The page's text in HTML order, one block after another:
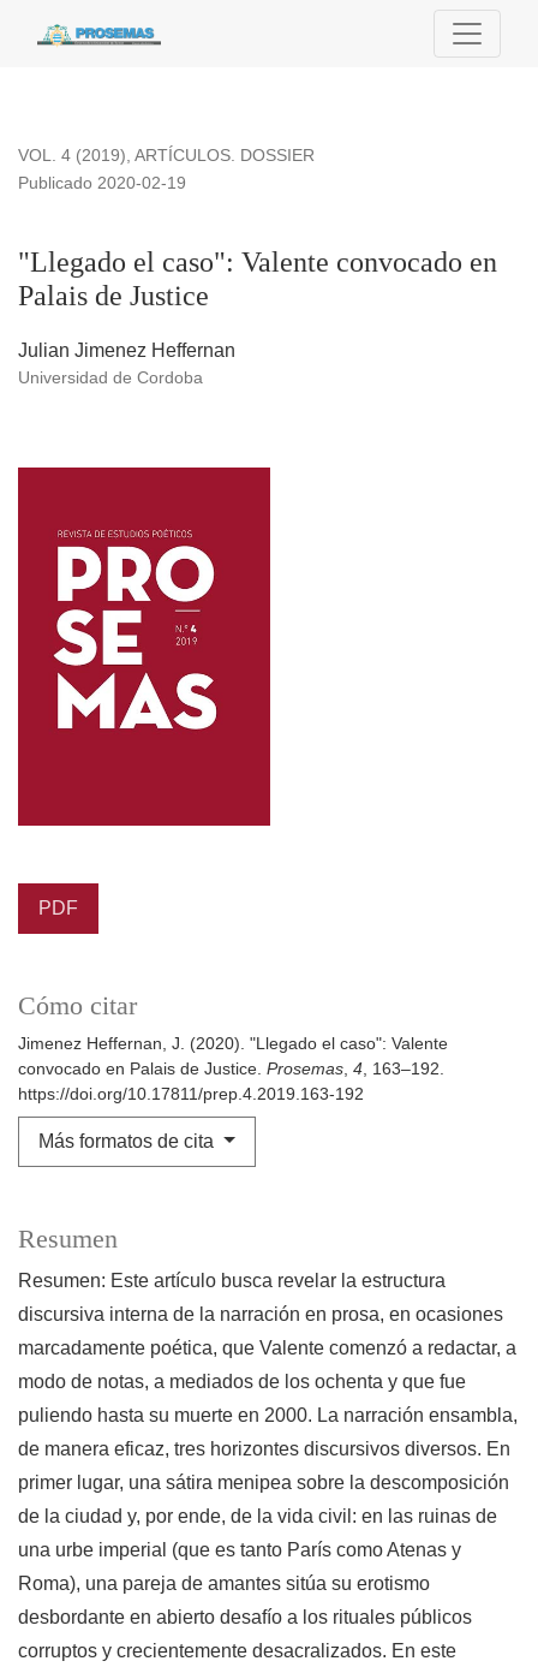
&quot;Llegado el caso&quot;: Valente convocado en Palais
VOL. 4 (2019), ARTÍCULOS. DOSSIER
"Llegado el caso": Valente convocado en
Palais de Justice
Publicado 2020-02-19
Julian Jimenez Heffernan
Universidad de Cordoba
PDF
Cómo citar
Jimenez Heffernan, J. (2020). "Llegado el caso": Valente
convocado en Palais de Justice. Prosemas, 4, 163–192.
https://doi.org/10.17811/prep.4.2019.163-192
Más formatos de cita
Resumen
Resumen: Este artículo busca revelar la estructura
discursiva interna de la narración en prosa, en ocasiones
marcadamente poética, que Valente comenzó a redactar, a
modo de notas, a mediados de los ochenta y que fue
puliendo hasta su muerte en 2000. La narración ensambla,
de manera eficaz, tres horizontes discursivos diversos. En
primer lugar, una sátira menipea sobre la descomposición
de la ciudad y, por ende, de la vida civil: en las ruinas de
una urbe imperial (que es tanto París como Atenas y
Roma), una pareja de amantes sitúa su erotismo
desbordante en abierto desafío a los rituales públicos
corruptos y crecientemente desacralizados. En este